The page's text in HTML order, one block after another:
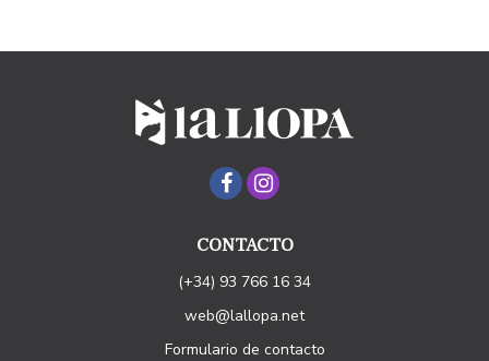
CONTACTO
(+34) 93 766 16 34
web@lallopa.net
Formulario de contacto